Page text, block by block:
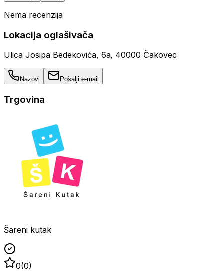
Nema recenzija
Lokacija oglašivača
Ulica Josipa Bedekovića, 6a, 40000 Čakovec
Nazovi Pošalji e-mail
Trgovina
Šareni kutak
0(0)